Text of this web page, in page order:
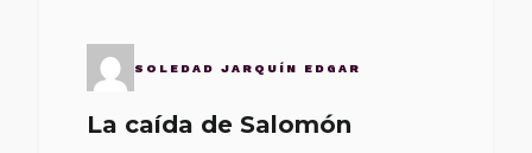
SOLEDAD JARQUÍN EDGAR
La caída de Salomón